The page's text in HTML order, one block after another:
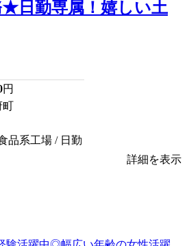
日勤専属！嬉しい土
円
町
品系工場 / 日勤
詳細を表示